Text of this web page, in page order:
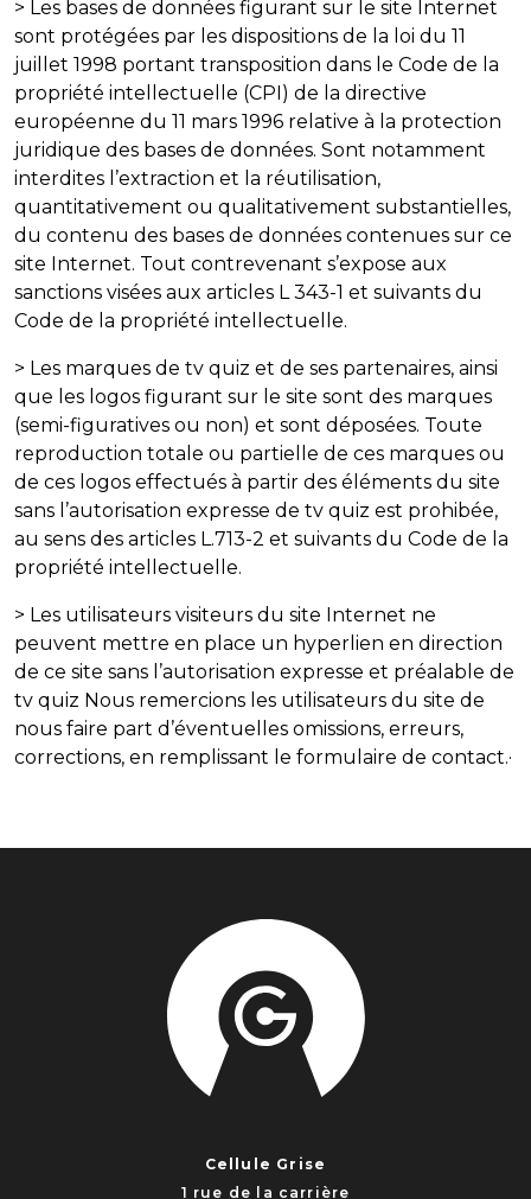
> Les bases de données figurant sur le site Internet
sont protégées par les dispositions de la loi du 11
juillet 1998 portant transposition dans le Code de la
propriété intellectuelle (CPI) de la directive
européenne du 11 mars 1996 relative à la protection
juridique des bases de données. Sont notamment
interdites l’extraction et la réutilisation,
quantitativement ou qualitativement substantielles,
du contenu des bases de données contenues sur ce
site Internet. Tout contrevenant s’expose aux
sanctions visées aux articles L 343-1 et suivants du
Code de la propriété intellectuelle.
> Les marques de tv quiz et de ses partenaires, ainsi
que les logos figurant sur le site sont des marques
(semi-figuratives ou non) et sont déposées. Toute
reproduction totale ou partielle de ces marques ou
de ces logos effectués à partir des éléments du site
sans l’autorisation expresse de tv quiz est prohibée,
au sens des articles L.713-2 et suivants du Code de la
propriété intellectuelle.
> Les utilisateurs visiteurs du site Internet ne
peuvent mettre en place un hyperlien en direction
de ce site sans l’autorisation expresse et préalable de
tv quiz Nous remercions les utilisateurs du site de
nous faire part d’éventuelles omissions, erreurs,
corrections, en remplissant le formulaire de contact.·
Cellule Grise
1 rue de la carrière